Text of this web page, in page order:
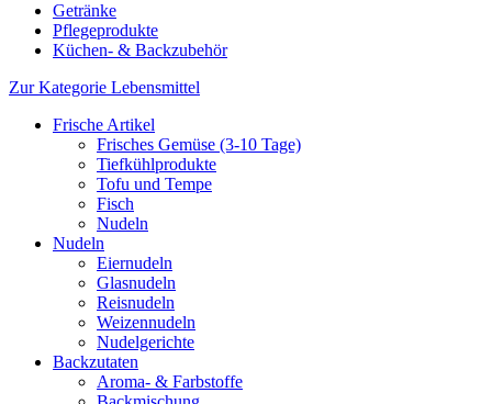
Getränke
Pflegeprodukte
Küchen- & Backzubehör
Zur Kategorie Lebensmittel
Frische Artikel
Frisches Gemüse (3-10 Tage)
Tiefkühlprodukte
Tofu und Tempe
Fisch
Nudeln
Nudeln
Eiernudeln
Glasnudeln
Reisnudeln
Weizennudeln
Nudelgerichte
Backzutaten
Aroma- & Farbstoffe